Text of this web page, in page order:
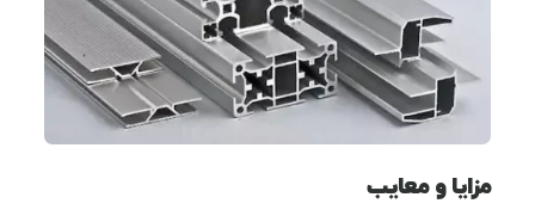
مزایا و معایب